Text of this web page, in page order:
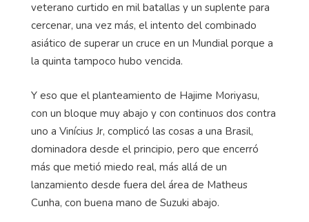
veterano curtido en mil batallas y un suplente para
cercenar, una vez más, el intento del combinado
asiático de superar un cruce en un Mundial porque a
la quinta tampoco hubo vencida.
Y eso que el planteamiento de Hajime Moriyasu,
con un bloque muy abajo y con continuos dos contra
uno a Vinícius Jr, complicó las cosas a una Brasil,
dominadora desde el principio, pero que encerró
más que metió miedo real, más allá de un
lanzamiento desde fuera del área de Matheus
Cunha, con buena mano de Suzuki abajo.